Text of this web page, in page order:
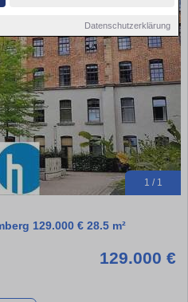
Datenschutzerklärung
1 / 1
129.000 € 28.5 m²
129.000 €